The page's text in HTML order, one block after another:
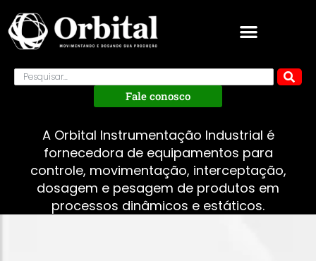
Fale conosco
A Orbital Instrumentação Industrial é
fornecedora de equipamentos para
controle, movimentação, interceptação,
dosagem e pesagem de produtos em
processos dinâmicos e estáticos.